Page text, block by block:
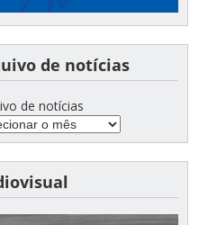
de notícias
de notícias